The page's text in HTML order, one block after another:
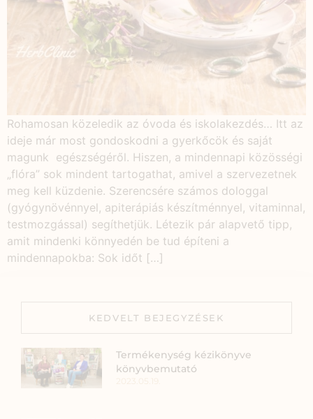
Rohamosan közeledik az óvoda és iskolakezdés… Itt az
ideje már most gondoskodni a gyerkőcök és saját
magunk egészségéről. Hiszen, a mindennapi közösségi
„flóra” sok mindent tartogathat, amivel a szervezetnek
meg kell küzdenie. Szerencsére számos dologgal
(gyógynövénnyel, apiterápiás készítménnyel, vitaminnal,
testmozgással) segíthetjük. Létezik pár alapvető tipp,
amit mindenki könnyedén be tud építeni a
mindennapokba: Sok időt […]
KEDVELT BEJEGYZÉSEK
Termékenység kézikönyve
könyvbemutató